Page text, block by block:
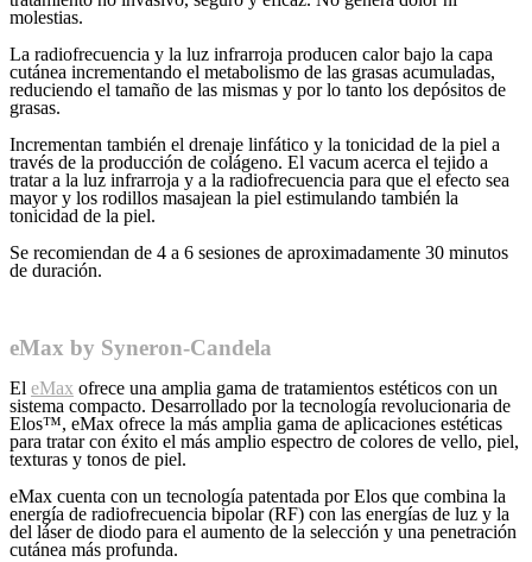
molestias.
La radiofrecuencia y la luz infrarroja producen calor bajo la capa
cutánea incrementando el metabolismo de las grasas acumuladas,
reduciendo el tamaño de las mismas y por lo tanto los depósitos de
grasas.
Incrementan también el drenaje linfático y la tonicidad de la piel a
través de la producción de colágeno. El vacum acerca el tejido a
tratar a la luz infrarroja y a la radiofrecuencia para que el efecto sea
mayor y los rodillos masajean la piel estimulando también la
tonicidad de la piel.
Se recomiendan de 4 a 6 sesiones de aproximadamente 30 minutos
de duración.
eMax by Syneron-Candela
El eMax ofrece una amplia gama de tratamientos estéticos con un
sistema compacto. Desarrollado por la tecnología revolucionaria de
Elos™, eMax ofrece la más amplia gama de aplicaciones estéticas
para tratar con éxito el más amplio espectro de colores de vello, piel,
texturas y tonos de piel.
eMax cuenta con un tecnología patentada por Elos que combina la
energía de radiofrecuencia bipolar (RF) con las energías de luz y la
del láser de diodo para el aumento de la selección y una penetración
cutánea más profunda.